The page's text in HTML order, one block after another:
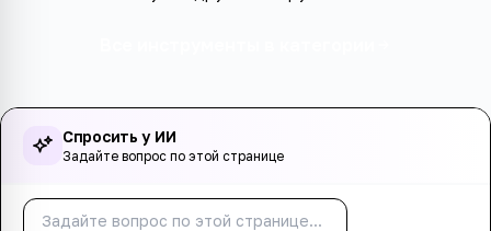
Спросить у ИИ
Задайте вопрос по этой странице